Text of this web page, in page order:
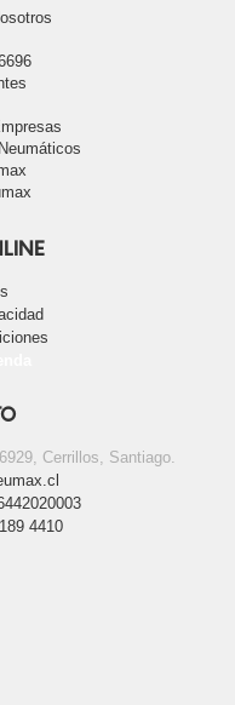
Cerrillos, Santiago.
4410